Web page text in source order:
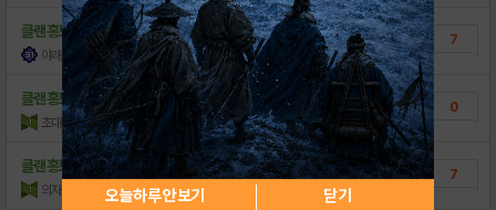
[필독] 삽니다 게시판 및 잡담게시판에 대해서..
사기꾼 리스트 Ver(update: 05.19..
[신규유저필독][클랜명단] 인원모집!![5/2.. 49
도시락 경험치 관련 정보입니다
렙업에 필요한 카드숫자 계산법
클랜홍보 괴수비둘기클에서 클원모집
야래야래 조회수:58 | 13.08.02
7
클랜홍보 괴수지렁이클에서 클원모집'-'
초대형지렁 조회수:21 | 13.08.02
0
클랜홍보 크레센트 클원괌괌
의자지렁 조회수:72 | 13.07.30
7
오늘하루 안보기 닫기